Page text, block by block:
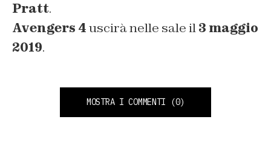
Pratt.
Avengers 4uscirà nelle sale il3 maggio
2019.
MOSTRA I COMMENTI (0)